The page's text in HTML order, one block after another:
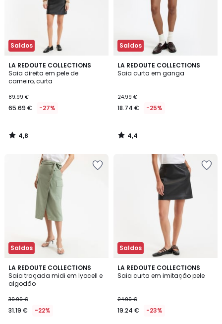
Saldos
LA REDOUTE COLLECTIONS
Saia direita em pele de
carneiro, curta
89.99 €
65.69 € -27%
4,8
/ 5
4,8
/
Saldos
LA REDOUTE COLLECTIONS
Saia curta em ganga
24.99 €
18.74 € -25%
4,4
/ 5
4,4
/
Saldos
LA REDOUTE COLLECTIONS
Saia traçada midi em lyocell e
algodão
39.99 €
31.19 € -22%
5
/
5
Saldos
LA REDOUTE COLLECTIONS
Saia curta em imitação pele
24.99 €
19.24 € -23%
4,6
/ 5